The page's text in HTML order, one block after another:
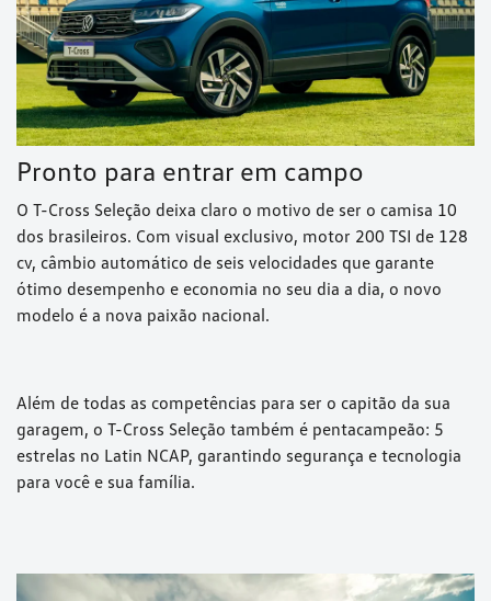
Pronto para entrar em campo
O T-Cross Seleção deixa claro o motivo de ser o camisa 10
dos brasileiros. Com visual exclusivo, motor 200 TSI de 128
cv, câmbio automático de seis velocidades que garante
ótimo desempenho e economia no seu dia a dia, o novo
modelo é a nova paixão nacional.
Além de todas as competências para ser o capitão da sua
garagem, o T-Cross Seleção também é pentacampeão: 5
estrelas no Latin NCAP, garantindo segurança e tecnologia
para você e sua família.